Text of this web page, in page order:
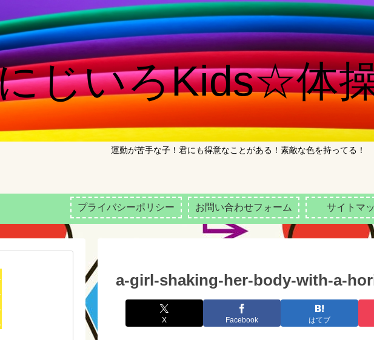
じいろKids☆体
運動が苦手な子！君にも得意なことがある！素敵な色を持ってる！
プライバシーポリシー お問い合わせフォーム サイトマ
a-girl-shaking-her-body-with-a-
X Facebook はてブ